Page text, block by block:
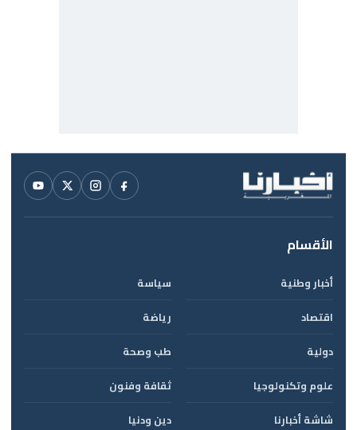
الأقسام
أخبار وطنية
سياسة
اقتصاد
رياضة
دولية
طب وصحة
علوم وتكنولوجيا
ثقافة وفنون
شاشة أخبارنا
دين ودنيا